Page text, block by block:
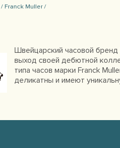
Franck Muller /
Швейцарский часовой бренд
выход своей дебютной
типа часов марки Franck
деликатны и имеют